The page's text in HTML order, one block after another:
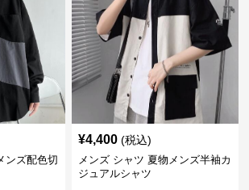
ンズ配色切
¥4,400 (税込)
メンズ シャツ 夏物メンズ半袖カ
ジュアルシャツ